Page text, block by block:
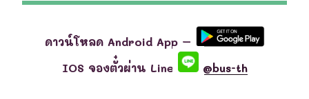
ดาวน์โหลด Android App –
IOS จองตั๋วผ่าน Line
@bus-th